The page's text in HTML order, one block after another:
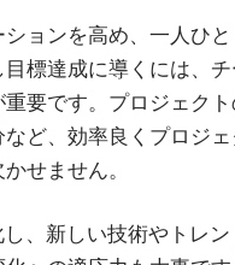
ョンを高め、一人ひ
標達成に導くには、
要です。プロジェク
ど、効率良くプロジ
せません。
、新しい技術やトレン